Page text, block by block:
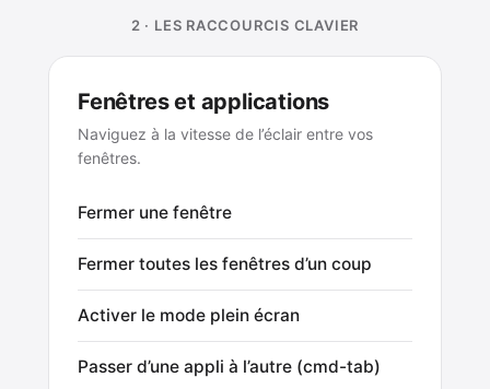
2 · LES RACCOURCIS CLAVIER
Fenêtres et applications
Naviguez à la vitesse de l’éclair entre vos
fenêtres.
Fermer une fenêtre
Fermer toutes les fenêtres d’un coup
Activer le mode plein écran
Passer d’une appli à l’autre (cmd-tab)